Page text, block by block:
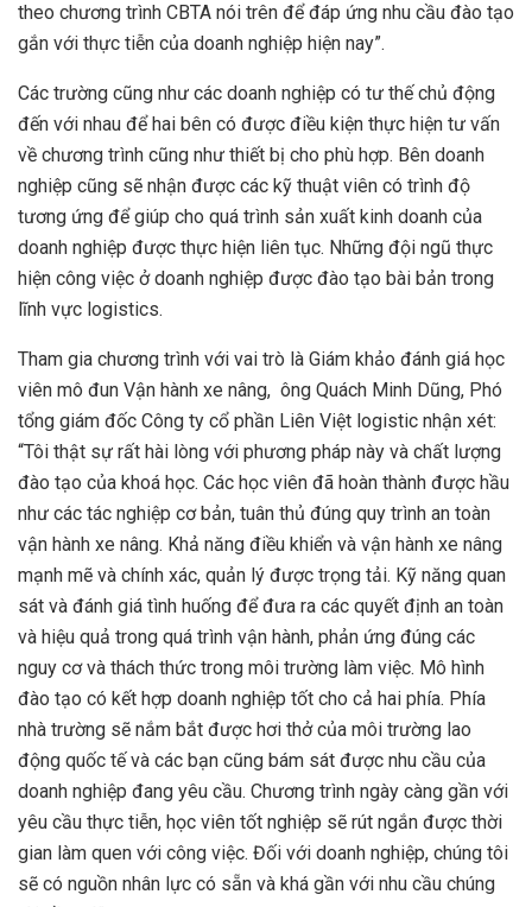
theo chương trình CBTA nói trên để đáp ứng nhu cầu đào tạo
gắn với thực tiễn của doanh nghiệp hiện nay”.
Các trường cũng như các doanh nghiệp có tư thế chủ động
đến với nhau để hai bên có được điều kiện thực hiện tư vấn
về chương trình cũng như thiết bị cho phù hợp. Bên doanh
nghiệp cũng sẽ nhận được các kỹ thuật viên có trình độ
tương ứng để giúp cho quá trình sản xuất kinh doanh của
doanh nghiệp được thực hiện liên tục. Những đội ngũ thực
hiện công việc ở doanh nghiệp được đào tạo bài bản trong
lĩnh vực logistics.
Tham gia chương trình với vai trò là Giám khảo đánh giá học
viên mô đun Vận hành xe nâng, ông Quách Minh Dũng, Phó
tổng giám đốc Công ty cổ phần Liên Việt logistic nhận xét:
“Tôi thật sự rất hài lòng với phương pháp này và chất lượng
đào tạo của khoá học. Các học viên đã hoàn thành được hầu
như các tác nghiệp cơ bản, tuân thủ đúng quy trình an toàn
vận hành xe nâng. Khả năng điều khiển và vận hành xe nâng
mạnh mẽ và chính xác, quản lý được trọng tải. Kỹ năng quan
sát và đánh giá tình huống để đưa ra các quyết định an toàn
và hiệu quả trong quá trình vận hành, phản ứng đúng các
nguy cơ và thách thức trong môi trường làm việc. Mô hình
đào tạo có kết hợp doanh nghiệp tốt cho cả hai phía. Phía
nhà trường sẽ nắm bắt được hơi thở của môi trường lao
động quốc tế và các bạn cũng bám sát được nhu cầu của
doanh nghiệp đang yêu cầu. Chương trình ngày càng gần với
yêu cầu thực tiễn, học viên tốt nghiệp sẽ rút ngắn được thời
gian làm quen với công việc. Đối với doanh nghiệp, chúng tôi
sẽ có nguồn nhân lực có sẵn và khá gần với nhu cầu chúng